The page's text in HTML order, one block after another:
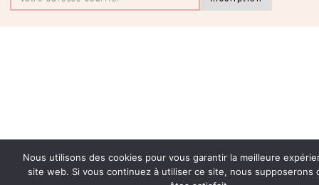
Nous utilisons des cookies pour vous garantir la meilleure
site web. Si vous continuez à utiliser ce site, nous supposerons